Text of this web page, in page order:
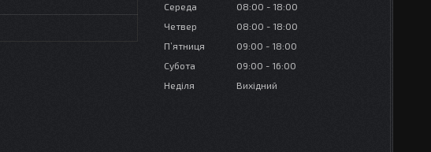
Середа
08:00
18:00
Четвер
08:00
18:00
Пʼятниця
09:00
18:00
Субота
09:00
16:00
Неділя
Вихідний